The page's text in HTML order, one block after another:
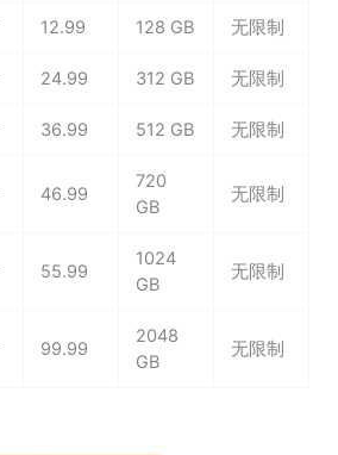
12.99 128 GB 无限制
24.99 312 GB 无限制
36.99 512 GB 无限制
46.99
720
GB
无限制
55.99
1024
GB
无限制
99.99
2048
GB
无限制